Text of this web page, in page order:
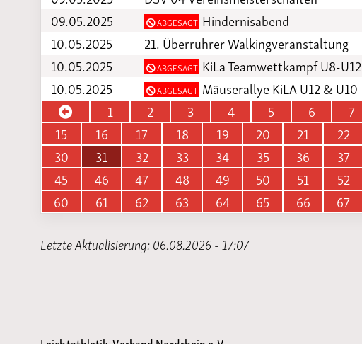
09.05.2025
ABGESAGT Hindernisabend
10.05.2025
21. Überruhrer Walkingveranstaltung
10.05.2025
ABGESAGT KiLa Teamwettkampf U8-U12
10.05.2025
ABGESAGT Mäuserallye KiLA U12 & U10
1
2 3 4 5 6 7
15
16 17 18 19 20 21 22
30
31 32 33 34 35 36 37
45
46 47 48 49 50 51 52
60
61 62 63 64 65 66 67
Letzte Aktualisierung: 06.08.2026 - 17:07